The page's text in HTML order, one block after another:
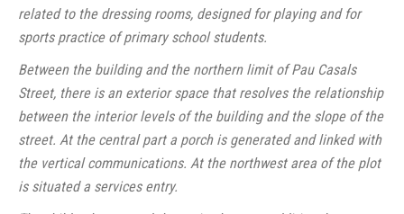
related to the dressing rooms, designed for playing and for
sports practice of primary school students.
Between the building and the northern limit of Pau Casals
Street, there is an exterior space that resolves the relationship
between the interior levels of the building and the slope of the
street. At the central part a porch is generated and linked with
the vertical communications. At the northwest area of the plot
is situated a services entry.